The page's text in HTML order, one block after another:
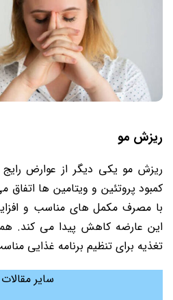
ریزش مو
ریزش مو یکی دیگر از عوارض
کمبود پروتئین و ویتامین ها اتفاق
با مصرف مکمل های مناسب و
این عارضه کاهش پیدا می کند.
تغذیه برای تنظیم برنامه غذایی
سایر مقالات